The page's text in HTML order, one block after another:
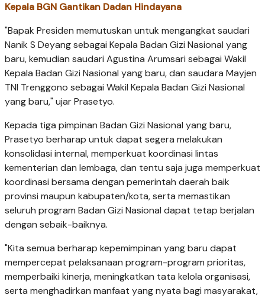
Kepala BGN Gantikan Dadan Hindayana
"Bapak Presiden memutuskan untuk mengangkat saudari
Nanik S Deyang sebagai Kepala Badan Gizi Nasional yang
baru, kemudian saudari Agustina Arumsari sebagai Wakil
Kepala Badan Gizi Nasional yang baru, dan saudara Mayjen
TNI Trenggono sebagai Wakil Kepala Badan Gizi Nasional
yang baru," ujar Prasetyo.
Kepada tiga pimpinan Badan Gizi Nasional yang baru,
Prasetyo berharap untuk dapat segera melakukan
konsolidasi internal, memperkuat koordinasi lintas
kementerian dan lembaga, dan tentu saja juga memperkuat
koordinasi bersama dengan pemerintah daerah baik
provinsi maupun kabupaten/kota, serta memastikan
seluruh program Badan Gizi Nasional dapat tetap berjalan
dengan sebaik-baiknya.
"Kita semua berharap kepemimpinan yang baru dapat
mempercepat pelaksanaan program-program prioritas,
memperbaiki kinerja, meningkatkan tata kelola organisasi,
serta menghadirkan manfaat yang nyata bagi masyarakat,